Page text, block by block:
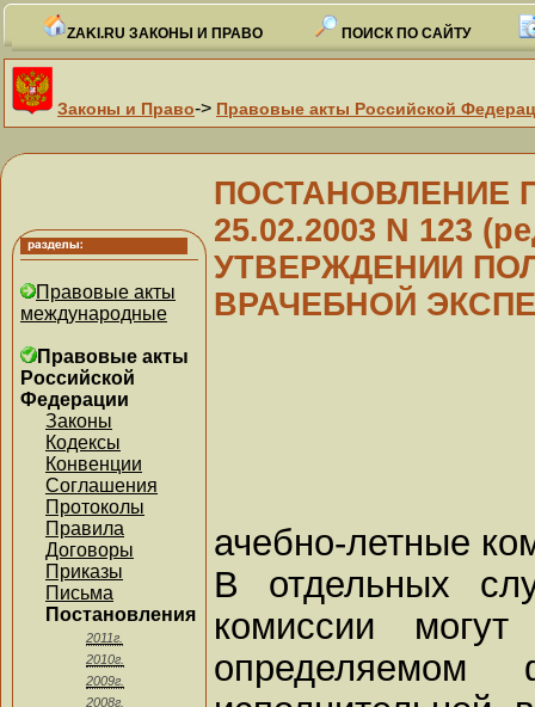
ZAKI.RU ЗАКОНЫ И ПРАВО ПОИСК ПО САЙТУ
Законы и Право-> Правовые акты Российской
Правовые акты
международные
Правовые акты
Российской
Федерации
Законы
Кодексы
Конвенции
Соглашения
Протоколы
Правила
Договоры
Приказы
Письма
Постановления
2011г.
2010г.
2009г.
2008г.
ПОСТАНОВЛЕНИЕ
25.02.2003 N 123
УТВЕРЖДЕНИИ
ВРАЧЕБНОЙ
ачебно-летные
В отдельных
комиссии
определяемом